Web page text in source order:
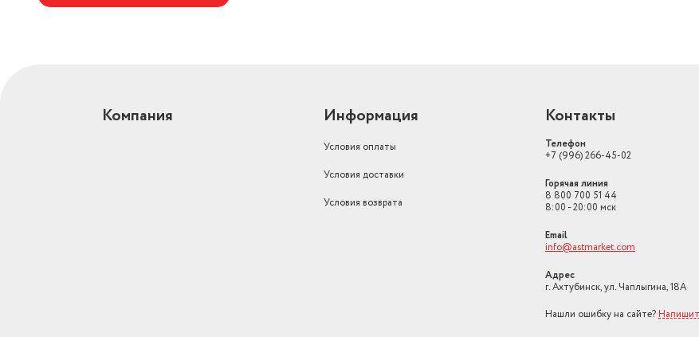
Компания Информация
Условия оплаты
Условия доставки
Условия возврата
Контакты
Телефон
+7 (996) 266-45-02
Горячая линия
8 800 700 51 44
8:00 - 20:00 мск
Email
info@astmarket.com
Адрес
г. Ахтубинск, ул. Чаплыгина, 18А
Нашли ошибку на сайте?